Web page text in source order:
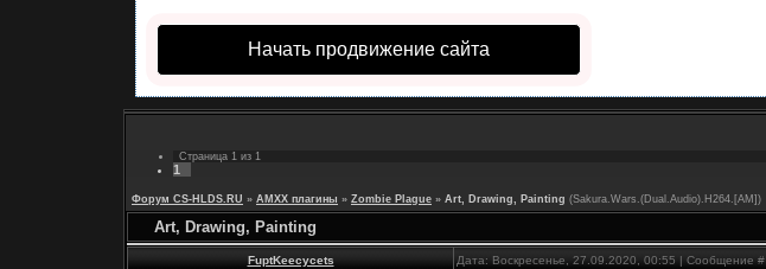
Начать продвижение сайта
Страница 1 из 1
1
Форум CS-HLDS.RU » AMXX плагины » Zombie Plague » Art, Drawing, Painting (Sakura.Wars.(Dual.Audio).H264.[AM])
Art, Drawing, Painting
FuptKeecycets Дата: Воскресенье, 27.09.2020, 00:55 | Сообщение #